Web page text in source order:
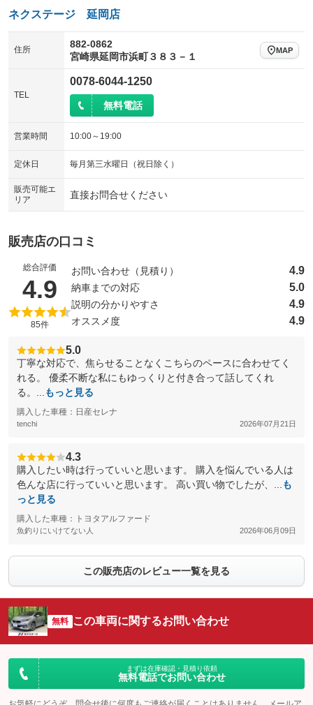
ネクステージ 延岡店
住所
882-0862
宮崎県延岡市浜町３８３－１
MAP
TEL
0078-6044-1250
無料電話
営業時間 10:00～19:00
定休日 毎月第三水曜日（祝日除く）
販売可能エ
リア
直接お問合せください
販売店の口コミ
総合評価
4.9 （5点満点中）
85件
お問い合わせ（見積り） 4.9
納車までの対応 5.0
説明の分かりやすさ 4.9
オススメ度 4.9
5.0
丁寧な対応で、焦らせることなくこちらのペースに合わせてく
れる。 優柔不断な私にもゆっくりと付き合って話してくれ
る。...
もっと見る
購入した車種：日産セレナ
tenchi 2026年07月21日
4.3
購入したい時は行っていいと思います。 購入を悩んでいる人は
色んな店に行っていいと思います。 高い買い物でしたが、...
も
っと見る
購入した車種：トヨタアルファード
魚釣りにいけてない人 2026年06月09日
この販売店のレビュー一覧を見る
無料 この車両に関するお問い合わせ
まずは在庫確認・見積り依頼
無料電話でお問い合わせ